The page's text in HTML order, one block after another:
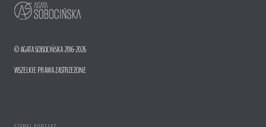
© AGATA SOBOCIŃSKA 2016-2026
WSZELKIE PRAWA ZASTRZEŻONE